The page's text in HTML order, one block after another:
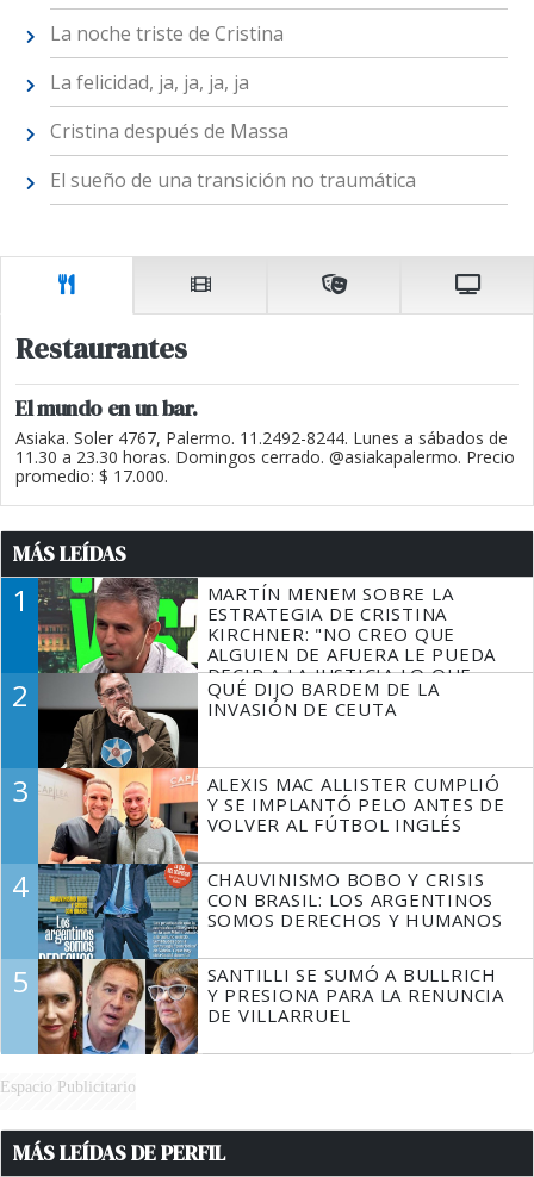
La noche triste de Cristina
La felicidad, ja, ja, ja, ja
Cristina después de Massa
El sueño de una transición no traumática
Restaurantes
El mundo en un bar.
Asiaka. Soler 4767, Palermo. 11.2492-8244. Lunes a sábados de
11.30 a 23.30 horas. Domingos cerrado. @asiakapalermo. Precio
promedio: $ 17.000.
MÁS LEÍDAS
1
MARTÍN MENEM SOBRE LA
ESTRATEGIA DE CRISTINA
KIRCHNER: "NO CREO QUE
ALGUIEN DE AFUERA LE PUEDA
DECIR A LA JUSTICIA LO QUE
TIENE QUE HACER"
2
QUÉ DIJO BARDEM DE LA
INVASIÓN DE CEUTA
3
ALEXIS MAC ALLISTER CUMPLIÓ
Y SE IMPLANTÓ PELO ANTES DE
VOLVER AL FÚTBOL INGLÉS
4
CHAUVINISMO BOBO Y CRISIS
CON BRASIL: LOS ARGENTINOS
SOMOS DERECHOS Y HUMANOS
5
SANTILLI SE SUMÓ A BULLRICH
Y PRESIONA PARA LA RENUNCIA
DE VILLARRUEL
Espacio Publicitario
MÁS LEÍDAS DE PERFIL